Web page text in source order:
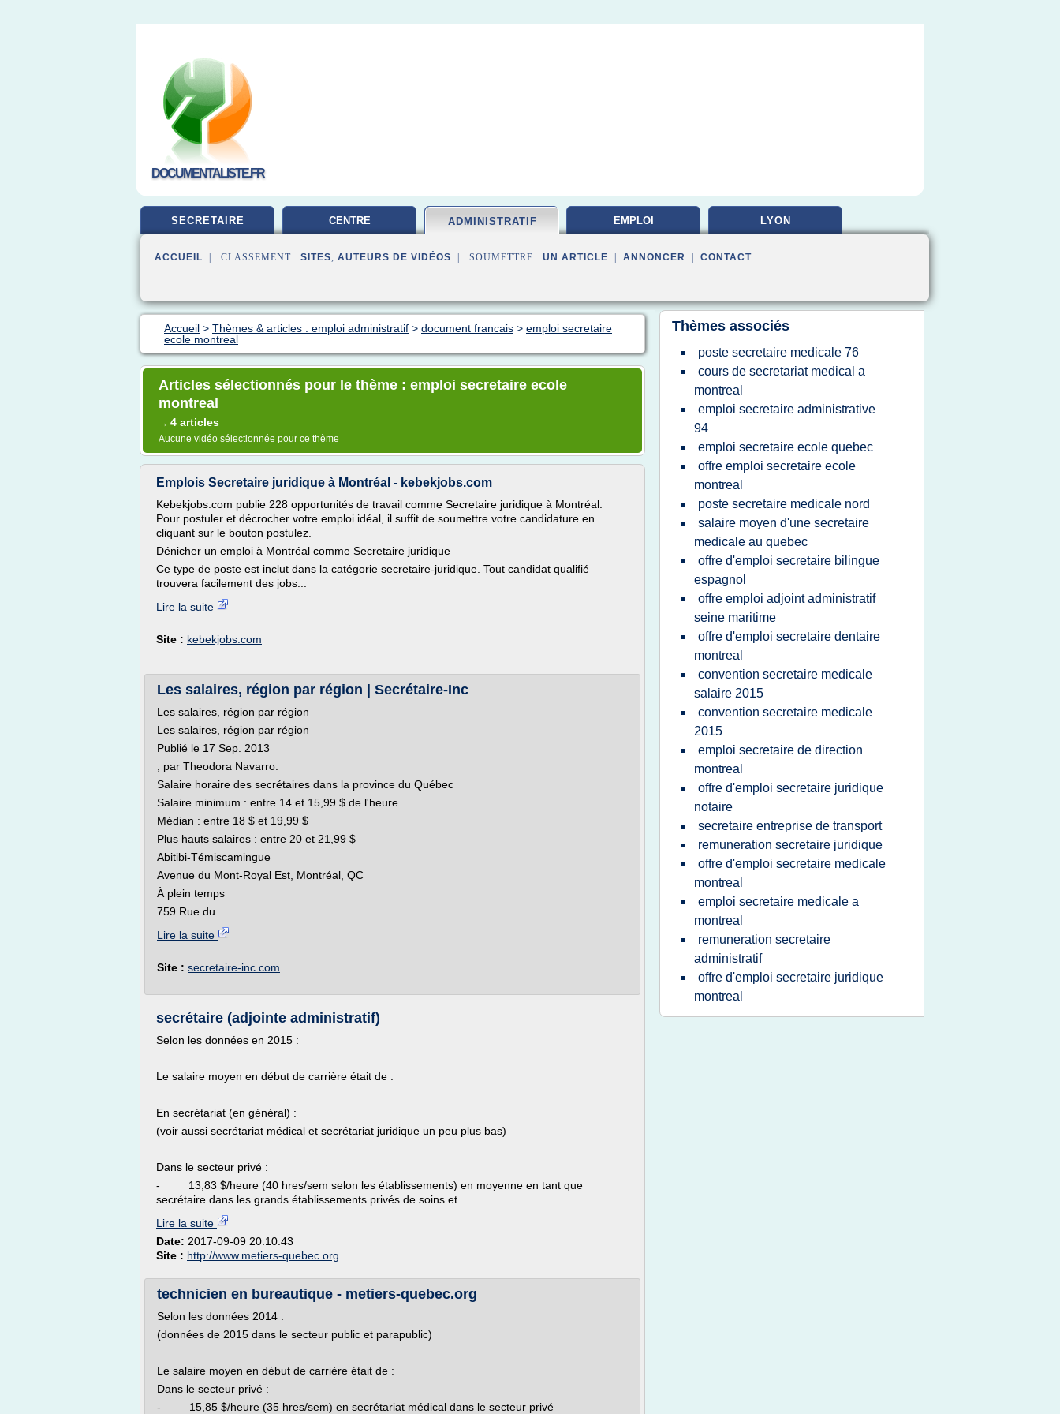
DOCUMENTALISTE.FR
SECRETAIRE CENTRE ADMINISTRATIF EMPLOI LYON
ACCUEIL | CLASSEMENT : SITES, AUTEURS DE VIDÉOS | SOUMETTRE : UN ARTICLE ANNONCER CONTACT
Accueil > Thèmes & articles : emploi administratif > document francais > emploi secretaire
ecole montreal
Articles sélectionnés pour le thème : emploi secretaire ecole
montreal
→ 4 articles
Aucune vidéo sélectionnée pour ce thème
Emplois Secretaire juridique à Montréal - kebekjobs.com
Kebekjobs.com publie 228 opportunités de travail comme Secretaire juridique à Montréal.
Pour postuler et décrocher votre emploi idéal, il suffit de soumettre votre candidature en
cliquant sur le bouton postulez.
Dénicher un emploi à Montréal comme Secretaire juridique
Ce type de poste est inclut dans la catégorie secretaire-juridique. Tout candidat qualifié
trouvera facilement des jobs...
Lire la suite
Site : kebekjobs.com
Les salaires, région par région | Secrétaire-Inc
Les salaires, région par région
Les salaires, région par région
Publié le 17 Sep. 2013
, par Theodora Navarro.
Salaire horaire des secrétaires dans la province du Québec
Salaire minimum : entre 14 et 15,99 $ de l'heure
Médian : entre 18 $ et 19,99 $
Plus hauts salaires : entre 20 et 21,99 $
Abitibi-Témiscamingue
Avenue du Mont-Royal Est, Montréal, QC
À plein temps
759 Rue du...
Lire la suite
Site : secretaire-inc.com
secrétaire (adjointe administratif)
Selon les données en 2015 :
Le salaire moyen en début de carrière était de :
En secrétariat (en général) :
(voir aussi secrétariat médical et secrétariat juridique un peu plus bas)
Dans le secteur privé :
- 13,83 $/heure (40 hres/sem selon les établissements) en moyenne en tant que
secrétaire dans les grands établissements privés de soins et...
Lire la suite
Date: 2017-09-09 20:10:43
Site : http://www.metiers-quebec.org
technicien en bureautique - metiers-quebec.org
Selon les données 2014 :
(données de 2015 dans le secteur public et parapublic)
Le salaire moyen en début de carrière était de :
Dans le secteur privé :
- 15,85 $/heure (35 hres/sem) en secrétariat médical dans le secteur privé
Thèmes associés
poste secretaire medicale 76
cours de secretariat medical a
montreal
emploi secretaire administrative
94
emploi secretaire ecole quebec
offre emploi secretaire ecole
montreal
poste secretaire medicale nord
salaire moyen d'une secretaire
medicale au quebec
offre d'emploi secretaire bilingue
espagnol
offre emploi adjoint administratif
seine maritime
offre d'emploi secretaire dentaire
montreal
convention secretaire medicale
salaire 2015
convention secretaire medicale
2015
emploi secretaire de direction
montreal
offre d'emploi secretaire juridique
notaire
secretaire entreprise de transport
remuneration secretaire juridique
offre d'emploi secretaire medicale
montreal
emploi secretaire medicale a
montreal
remuneration secretaire
administratif
offre d'emploi secretaire juridique
montreal